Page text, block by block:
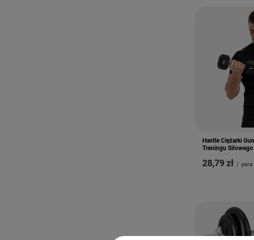
Hantle Ciężarki
Treningu
28,79 zł / para